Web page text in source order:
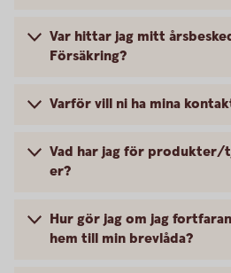
Var hittar jag mitt
Försäkring?
Varför vill ni ha mina
Vad har jag för
er?
Hur gör jag om jag
hem till min brevlåda?